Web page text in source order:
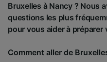
Bruxelles à Nancy ? Nous
questions les plus
pour vous aider à préparer
Comment aller de